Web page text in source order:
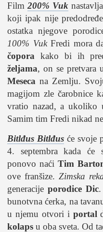
studentski
zdravlje
it
kolumna
sdl podkast
STUDENTSKI
o nama
impresum
kontakt
Film 200% Vuk
koji ipak nije
ostatka njegove
100% VukFredi mora
čopora kako bi ih
željama, on se pretvara
Meseca na Zemlju.
magijom zle čarobnice
vratio nazad, a ukoliko
Samim tim Fredi nikad
Bitlđus Bitlđus će svoje
4. septembra kada će
ponovo naći Tim
ove franšize. Zimska
generacijeporodice Dic
bunotvna ćerka, na
u njemu otvori i portal
kolaps u oba sveta. Od